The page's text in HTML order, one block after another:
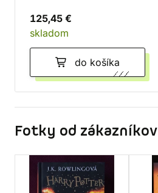
125,45 €
skladom
do košíka
Fotky od zákazníkov